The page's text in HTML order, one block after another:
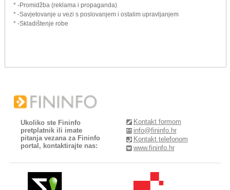
* -Promidžba (reklama i propaganda)
* -Savjetovanje u vezi s poslovanjem i ostalim upravljanjem
* -Skladištenje robe
Ukoliko ste Fininfo
pretplatnik ili imate
pitanja vezana za Fininfo
portal, kontaktirajte nas:
Kontakt formom
info@fininfo.hr
Kontakt telefonom
www.fininfo.hr